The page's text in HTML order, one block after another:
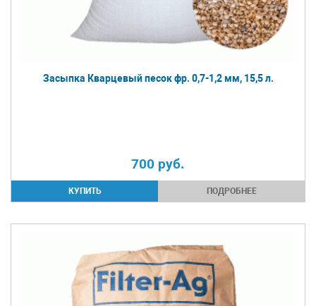
Засыпка Кварцевый песок фр. 0,7-1,2 мм, 15,5 л.
700 руб.
ПОДРОБНЕЕ